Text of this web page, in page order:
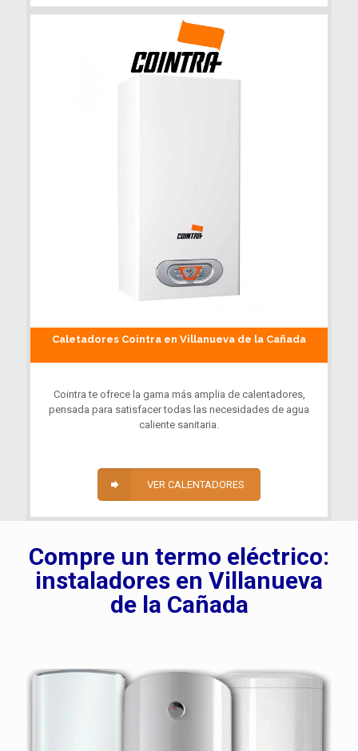
Caletadores Cointra en Villanueva de la Cañada
Cointra te ofrece la gama más amplia de calentadores,
pensada para satisfacer todas las necesidades de agua
caliente sanitaria.
VER CALENTADORES
Compre un termo eléctrico:
instaladores en Villanueva
de la Cañada